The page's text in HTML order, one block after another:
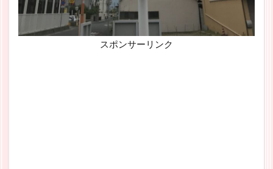
スポンサーリンク